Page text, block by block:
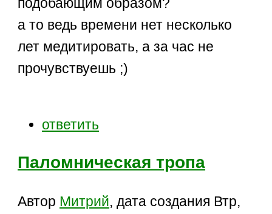
подобающим образом?
а то ведь времени нет несколько
лет медитировать, а за час не
прочувствуешь ;)
ответить
Паломническая тропа
Автор Митрий, дата создания Втр,